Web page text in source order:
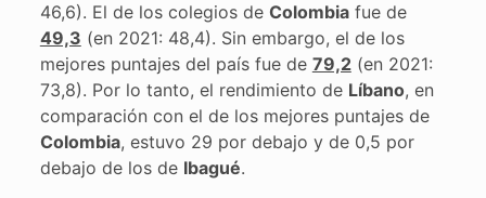
46,6). El de los colegios de Colombiafue de
49,3 (en 2021: 48,4). Sin embargo, el de los
mejores puntajes del país fue de 79,2(en 2021:
73,8). Por lo tanto, el rendimiento de Líbano, en
comparación con el de los mejores puntajes de
Colombia, estuvo 29 por debajo y de 0,5 por
debajo de los de Ibagué.